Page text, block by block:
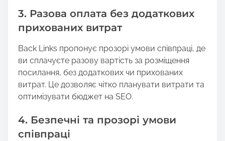
3. Разова оплата без додаткових
прихованих витрат
Back Links пропонує прозорі умови співпраці, де
ви сплачуєте разову вартість за розміщення
посилання, без додаткових чи прихованих
витрат. Це дозволяє чітко планувати витрати та
оптимізувати бюджет на SEO.
4. Безпечні та прозорі умови
співпраці